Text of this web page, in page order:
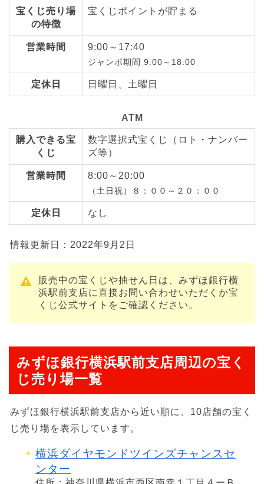
宝くじ売り場
の特徴
宝くじポイントが貯まる
営業時間 9:00～17:40
ジャンボ期間 9:00～18:00
定休日 日曜日、土曜日
ATM
購入できる宝
くじ
数字選択式宝くじ（ロト・ナンバー
ズ等）
営業時間 8:00～20:00
（土日祝）８：００～２０：００
定休日 なし
情報更新日：2022年9月2日
販売中の宝くじや抽せん日は、みずほ銀行横
浜駅前支店に直接お問い合わせいただくか宝
くじ公式サイトをご確認ください。
みずほ銀行横浜駅前支店周辺の宝く
じ売り場一覧
みずほ銀行横浜駅前支店から近い順に、10店舗の宝く
じ売り場を表示しています。
横浜ダイヤモンドツインズチャンスセ
ンター